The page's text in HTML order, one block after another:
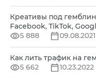
Креативы под
Facebook, TikTok,
5 888
09.08.2021
Как лить трафик на
5 662
10.23.2022